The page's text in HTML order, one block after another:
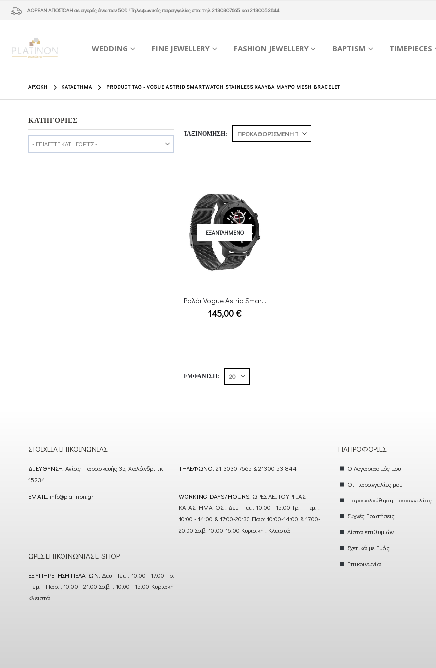
ΔΩΡΕΑΝ ΑΠΟΣΤΟΛΗσε αγορές άνω των 50€ ! Τηλεφωνικές παραγγελίες στα τηλ2130307665 και2130053844
WEDDING FINE JEWELLERY FASHION JEWELLERY BAPTISM TIMEPIECES
ΑΡΧΙΚΉ ΚΑΤΆΣΤΗΜΑ PRODUCT TAG -VOGUE ASTRID SMARTWATCH STAINLESS ΧΆΛΥΒΑ ΜΑΎΡΟ MESH BRACELET
ΤΑΞΙΝΌΜΗΣΗ:
ΕΞΑΝΤΛΗΜΈΝΟ
Ρολόι Vogue Astrid Smartwatch Stainless Χάλυβα Μαύρο Mesh Bracelet
145,00€
ΕΜΦΆΝΙΣΗ:
ΚΑΤΗΓΟΡΙΕΣ
ΣΤΟΙΧΕΊΑ ΕΠΙΚΟΙΝΩΝΊΑΣ
ΔΙΕΎΘΥΝΣΗ: Αγίας Παρασκευής 35, Χαλάνδρι τκ
15234
ΤΗΛΈΦΩΝΟ: 21 3030 7665 & 21300 53 844
EMAIL: info@platinon.gr WORKING DAYS/HOURS: ΩΡΕΣ ΛΕΙΤΟΥΡΓΙΑΣ
ΚΑΤΑΣΤΗΜΑΤΟΣ : Δευ - Τετ.: 10:00 - 15:00 Τρ. - Πεμ. :
10:00 - 14:00 & 17:00-20:30 Παρ: 10:00-14:00 & 17:00-
20:00 Σαβ: 10:00-16:00 Κυριακή : Κλειστά
ΏΡΕΣ ΕΠΙΚΟΙΝΩΝΊΑΣ E-SHOP
ΕΞΥΠΗΡΈΤΗΣΗ ΠΕΛΑΤΏΝ: Δευ - Τετ. : 10:00 - 17:00 Τρ. -
Πεμ. - Παρ. : 10:00 - 21:00 Σαβ. : 10:00 - 15:00 Κυριακή -
κλειστά
ΠΛΗΡΟΦΟΡΊΕΣ
Ο Λογαριασμός μου
Οι παραγγελίες μου
Παρακολούθηση παραγγελίας
Συχνές Ερωτήσεις
Λίστα επιθυμιών
Σχετικά με Εμάς
Επικοινωνία